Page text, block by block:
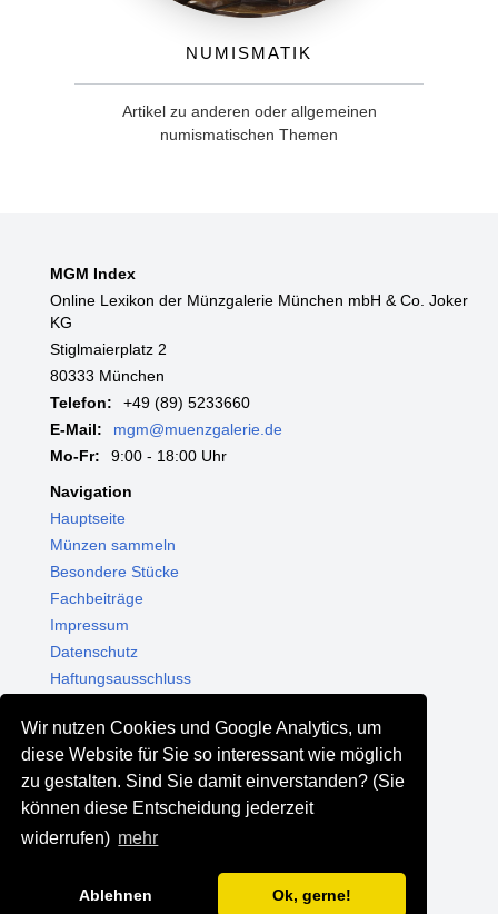
Wir nutzen Cookies und Google Analytics, um
diese Website für Sie so interessant wie möglich
zu gestalten. Sind Sie damit einverstanden? (Sie
können diese Entscheidung jederzeit
widerrufen) mehr
Ablehnen Ok, gerne!
Numismatik
Artikel zu anderen oder allgemeinen
numismatischen Themen
MGM Index
Online Lexikon der Münzgalerie München mbH & Co. Joker
KG
Stiglmaierplatz 2
80333 München
Telefon:
+49 (89) 5233660
E-Mail:
mgm@muenzgalerie.de
Mo-Fr:
9:00 - 18:00 Uhr
Navigation
Hauptseite
Münzen sammeln
Besondere Stücke
Fachbeiträge
Impressum
Datenschutz
Haftungsausschluss
Shop - Online kaufen
Münzgalerie München
MGM Schmuck
MGM Pfand